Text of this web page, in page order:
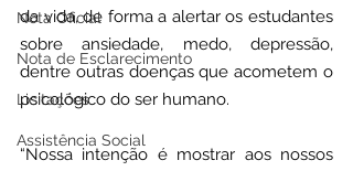
Nota Oficial
Nota de Esclarecimento
Licitações
Assistência Social
da vida, de forma a alertar os estudantes
sobre ansiedade, medo, depressão,
dentre outras doenças que acometem o
psicológico do ser humano.
“Nossa intenção é mostrar aos nossos